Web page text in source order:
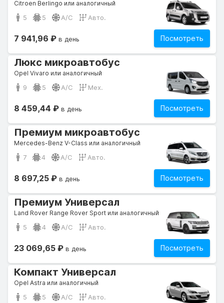
Citroen Berlingo или аналогичный
5 5 A/C Авто.
Посмотреть
7 941,96 ₽ в день
Люкс микроавтобус
Opel Vivaro или аналогичный
9 5 A/C Мех.
Посмотреть
8 459,44 ₽ в день
Премиум микроавтобус
Mercedes-Benz V-Class или аналогичный
7 4 A/C Авто.
Посмотреть
8 697,25 ₽ в день
Премиум Универсал
Land Rover Range Rover Sport или аналогичный
5 4 A/C Авто.
Посмотреть
23 069,65 ₽ в день
Компакт Универсал
Opel Astra или аналогичный
5 5 A/C Авто.